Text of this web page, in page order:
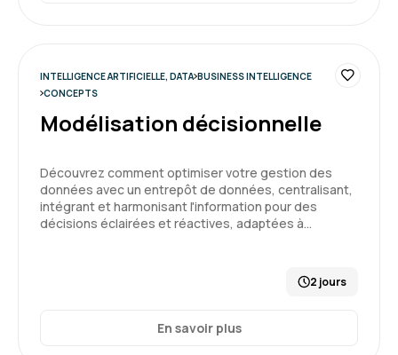
INTELLIGENCE ARTIFICIELLE, DATA BUSINESS INTELLIGENCE
CONCEPTS
Modélisation décisionnelle
Découvrez comment optimiser votre gestion des
données avec un entrepôt de données, centralisant,
intégrant et harmonisant l'information pour des
décisions éclairées et réactives, adaptées à…
2 jours
En savoir plus